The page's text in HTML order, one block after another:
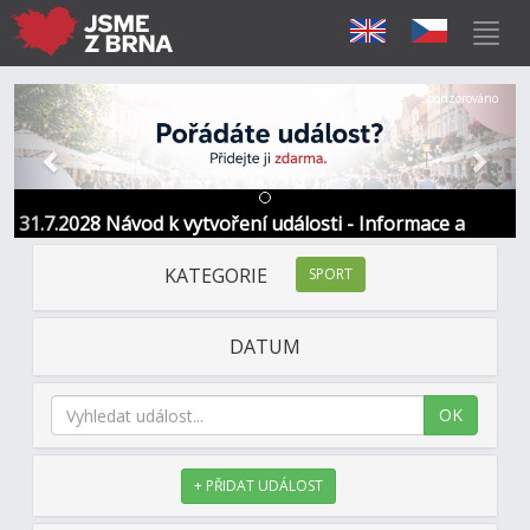
31.7.2028 Návod k vytvoření události - Informace a
kontakt
Předchozí Další
Sponzorováno
KATEGORIE SPORT
DATUM
OK
+ PŘIDAT UDÁLOST